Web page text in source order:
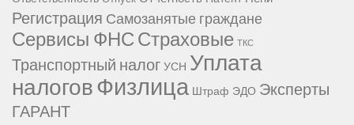
Регистрация Самозанятые граждане
Сервисы ФНССтраховые ТКС
Транспортный налогУСН Уплата
налоговФизлица Штраф ЭДО Эксперты
ГАРАНТ